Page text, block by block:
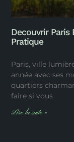
Decouvrir Paris
Pratique
Paris, ville
année avec ses
quartiers
faire si vous
Lire la suite »